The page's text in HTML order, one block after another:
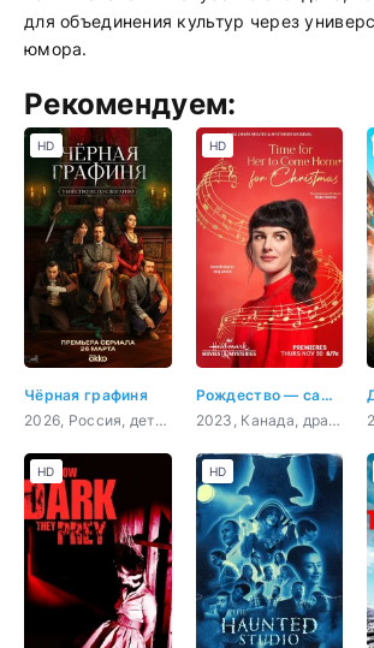
для объединения культур через
юмора.
Рекомендуем:
Чёрная графиня
2026, Россия, детектив, триллер
HD
Рождество — самое время вернуться домой
2023, Канада, драма, мелодрама
HD
HD HD